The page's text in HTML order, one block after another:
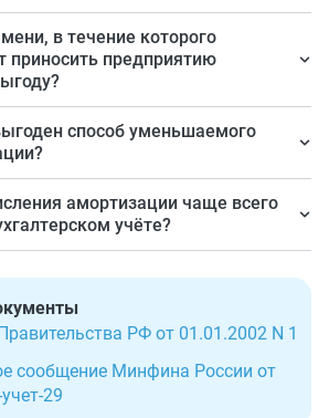
автомобиля, в
способен приносить доход.
в течение которого
приносить предприятию
способ уменьшаемого
на получение
в первые месяцы
средства.
амортизации чаще всего
учёте?
РФ от 01.01.2002 N 1
сообщение Минфина России от
29